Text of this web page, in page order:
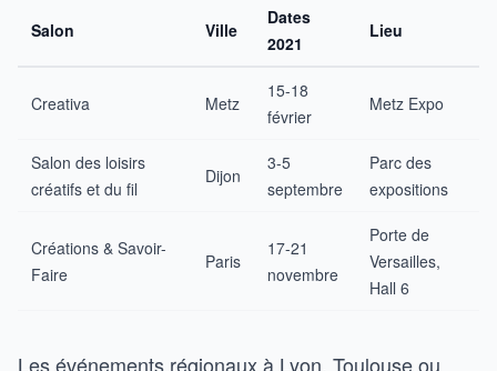
Salon Ville
Dates
2021
Lieu
Creativa Metz
15-18
février
Metz Expo
Salon des loisirs
créatifs et du fil
Dijon
3-5
septembre
Parc des
expositions
Créations & Savoir-
Faire
Paris
17-21
novembre
Porte de
Versailles,
Hall 6
Les événements régionaux à Lyon, Toulouse ou